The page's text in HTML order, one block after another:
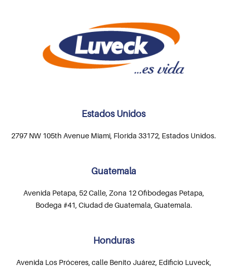
Estados Unidos
2797 NW 105th Avenue Miami, Florida 33172, Estados Unidos.
Guatemala
Avenida Petapa, 52 Calle, Zona 12 Ofibodegas Petapa,
Bodega #41, Ciudad de Guatemala, Guatemala.
Honduras
Avenida Los Próceres, calle Benito Juárez, Edificio Luveck,